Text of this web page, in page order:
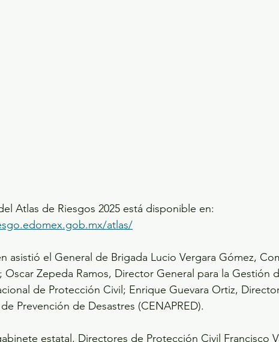
Atlas de Riesgos 2025 está disponible en:
atlas/
asistió el General de Brigada Lucio Vergara Gómez,
Oscar Zepeda Ramos, Director General para la Gestión
de Protección Civil; Enrique Guevara Ortiz,
Prevención de Desastres (CENAPRED).
estatal, Directores de Protección Civil Francisco